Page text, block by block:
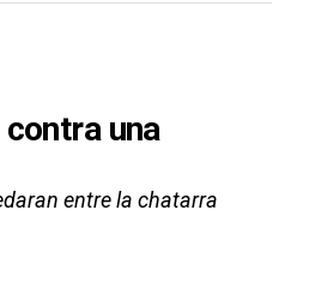
una
entre la chatarra